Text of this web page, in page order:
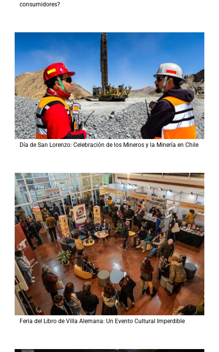
consumidores?
Día de San Lorenzo: Celebración de los Mineros y la Minería en Chile
Feria del Libro de Villa Alemana: Un Evento Cultural Imperdible